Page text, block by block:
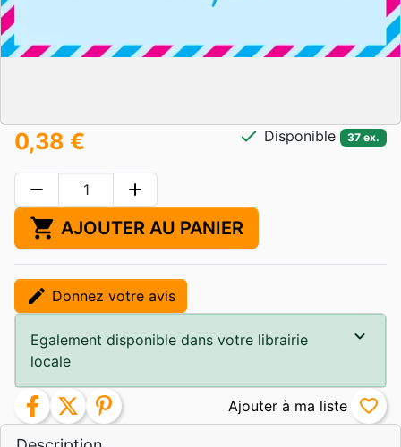
0,38 € check Disponible 37 ex.
remove add
shopping_cart AJOUTER AU PANIER
edit Donnez votre avis
Egalement disponible dans votre librairie
locale
facebook twitter pinterest favorite_border